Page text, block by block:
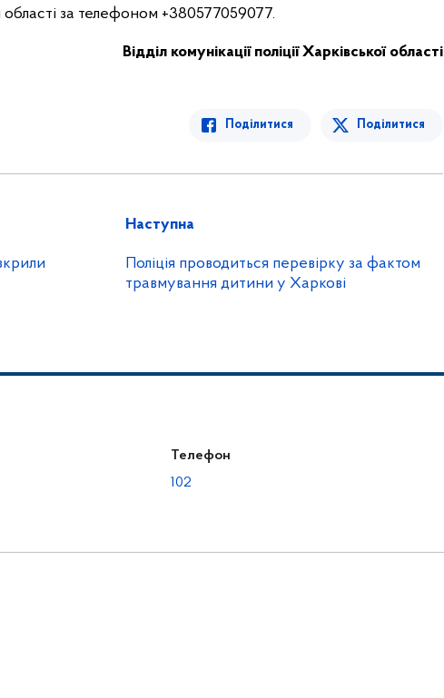
за телефоном +380577059077.
Відділ комунікації поліції Харківської області
Поділитися Поділитися
Наступна
Поліція проводиться перевірку за фактом
травмування дитини у Харкові
Телефон
102